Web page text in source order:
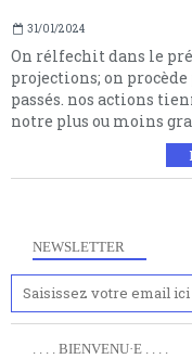
31/01/2024
On rélfechit dans le
projections; on
passés. nos actions
notre plus ou moins
NEWSLETTER
. . . . BIENVENU·E . . . .